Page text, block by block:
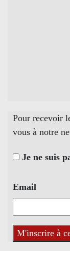
Pour recevoir
vous à notre
Je ne suis
Email